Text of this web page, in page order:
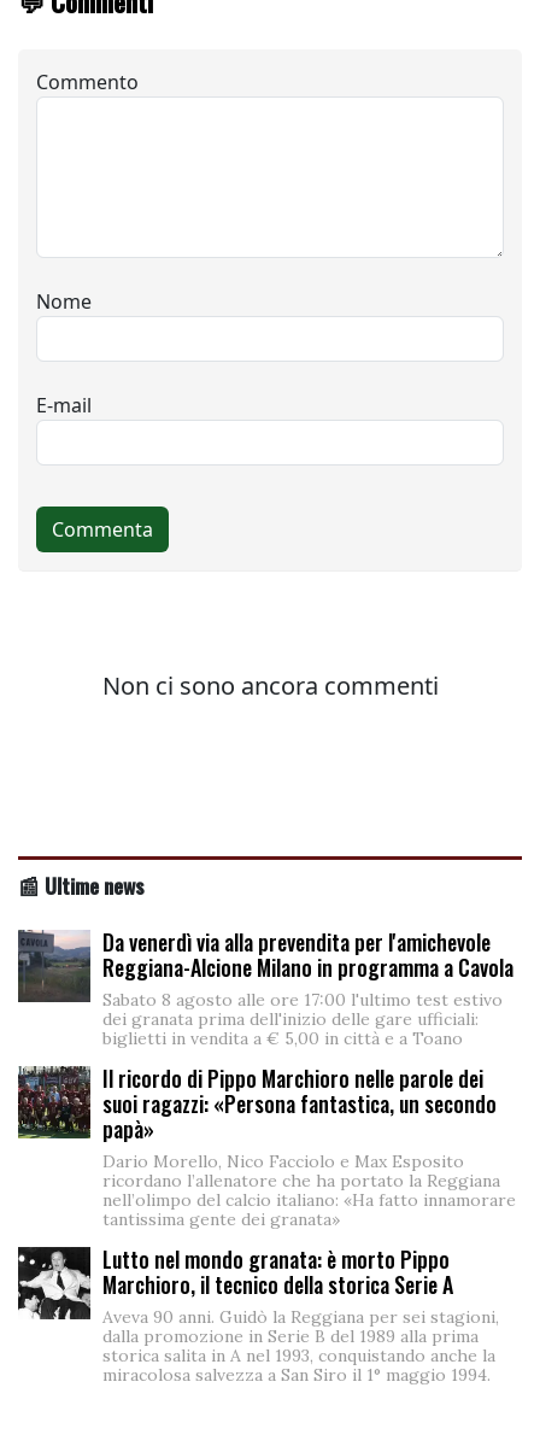
📰 Ultime news
Da venerdì via alla prevendita per l'amichevole
Reggiana-Alcione Milano in programma a Cavola
Sabato 8 agosto alle ore 17:00 l'ultimo test estivo
dei granata prima dell'inizio delle gare ufficiali:
biglietti in vendita a € 5,00 in città e a Toano
Il ricordo di Pippo Marchioro nelle parole dei
suoi ragazzi: «Persona fantastica, un secondo
papà»
Dario Morello, Nico Facciolo e Max Esposito
ricordano l’allenatore che ha portato la Reggiana
nell’olimpo del calcio italiano: «Ha fatto innamorare
tantissima gente dei granata»
Lutto nel mondo granata: è morto Pippo
Marchioro, il tecnico della storica Serie A
Aveva 90 anni. Guidò la Reggiana per sei stagioni,
dalla promozione in Serie B del 1989 alla prima
storica salita in A nel 1993, conquistando anche la
miracolosa salvezza a San Siro il 1° maggio 1994.